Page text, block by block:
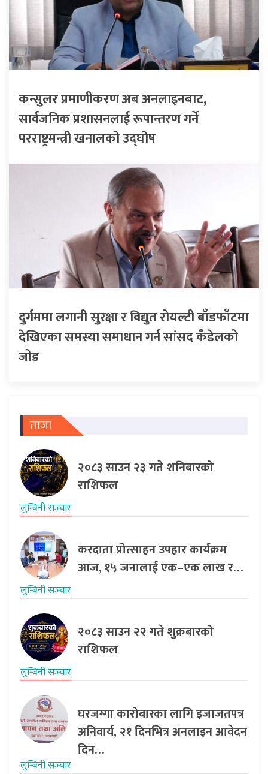
कन्सुलर प्रमाणीकरण अब अनलाइनबाट,
सार्वजनिक प्रशासनलाई रूपान्तरण गर्ने
परराष्ट्रमन्त्री खनालको उद्घोष
दुर्गममा लगानी सुरक्षा र विद्युत रोयल्टी बाँडफाँटमा
देखिएका समस्या समाधान गर्न सांसद कँडेलको
जोड
ताजा
२०८३ साउन २३ गते शनिबारको
राशिफल
लुम्बिनी सञ्‍चार
करदाता प्रोत्साहन उपहार कार्यक्रम
आज, १५ जनालाई एक–एक लाख र…
लुम्बिनी सञ्‍चार
२०८३ साउन २२ गते शुक्रबारको
राशिफल
लुम्बिनी सञ्‍चार
घरजग्गा कारोबारका लागि इजाजतपत्र
अनिवार्य, २१ दिनभित्र अनलाइन आवेदन
दिन…
लुम्बिनी सञ्‍चार